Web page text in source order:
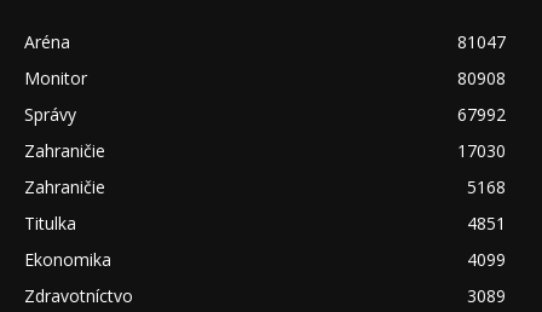
Aréna
81047
Monitor
80908
Správy
67992
Zahraničie
17030
Zahraničie
5168
Titulka
4851
Ekonomika
4099
Zdravotníctvo
3089